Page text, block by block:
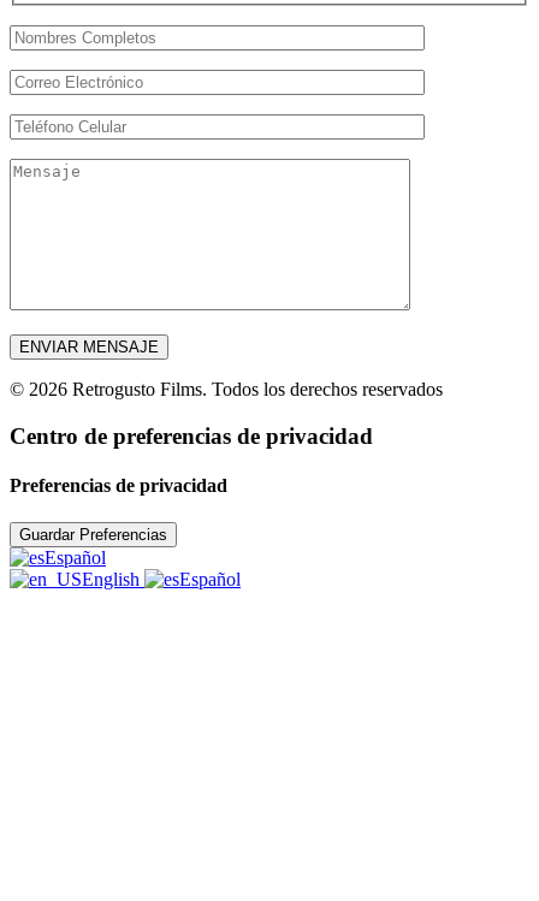
© 2026 Retrogusto Films. Todos los derechos reservados
Centro de preferencias de privacidad
Preferencias de privacidad
Español
English
Español